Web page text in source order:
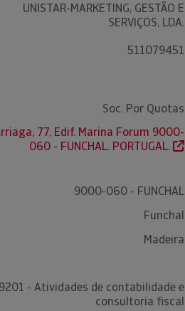
UNISTAR-MARKETING, GESTÃO E
SERVIÇOS, LDA.
511079451
Soc. Por Quotas
77, Edif. Marina Forum 9000-
060 - FUNCHAL. PORTUGAL.
9000-060 - FUNCHAL
Funchal
Madeira
- Atividades de contabilidade e
consultoria fiscal